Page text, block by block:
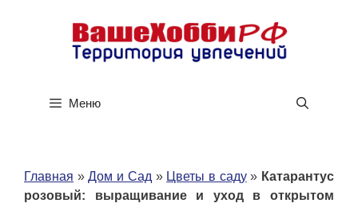
содержимому
Меню
Главная »Дом и Сад » Цветы в саду» Катарантус
розовый: выращивание и уход в открытом